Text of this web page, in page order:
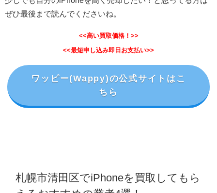
ぜひ最後まで読んでくださいね。
<<高い買取価格！>>
<<最短申し込み即日お支払い>>
ワッピー(Wappy)の公式サイトはこ
ちら
札幌市清田区でiPhoneを買取してもら